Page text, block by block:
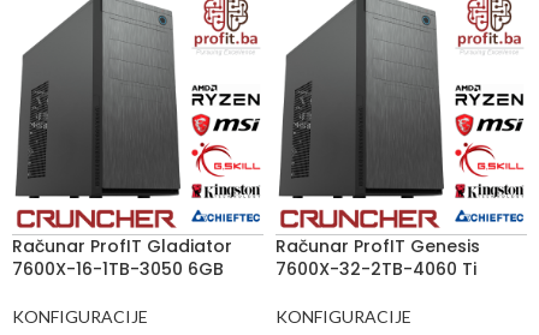
Računar ProfIT Gladiator
7600X-16-1TB-3050 6GB
KONFIGURACIJE
Računar ProfIT Genesis
7600X-32-2TB-4060 Ti
KONFIGURACIJE